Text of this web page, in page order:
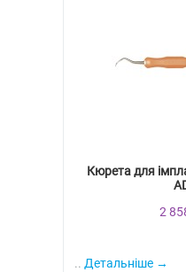
Кюрета для
2
..Детальніше